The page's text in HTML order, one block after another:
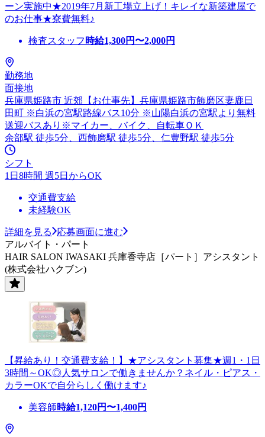
ーン実施中★2019年7月新工場立上げ！キレイな新築建屋で
のお仕事★寮費無料♪
検査スタッフ 時給1,300円〜2,000円
勤務地
面接地
兵庫県姫路市 近郊【お仕事先】兵庫県姫路市飾磨区妻鹿日
田町 ※白浜の宮駅路線バス10分 ※山陽白浜の宮駅より無料
送迎バスあり※マイカー、バイク、自転車ＯＫ
余部駅 徒歩5分、西飾磨駅 徒歩5分、仁豊野駅 徒歩5分
シフト
1日8時間 週5日からOK
交通費支給
未経験OK
詳細を見る
応募画面に進む
アルバイト・パート
HAIR SALON IWASAKI 兵庫香寺店［パート］アシスタント
(株式会社ハクブン)
【昇給あり！交通費支給！】★アシスタント募集★週1・1日
3時間～OK◎人気サロンで働きませんか？ネイル・ピアス・
カラーOKで自分らしく働けます♪
美容師時給1,120円〜1,400円